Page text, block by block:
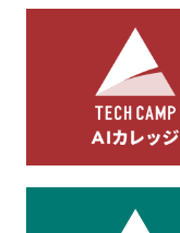
当社は第三者が運営
ームからcookieによ
析結果を取得し、
で、広告配信等の目